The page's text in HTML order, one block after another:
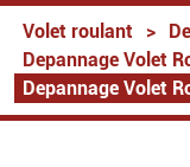
Volet roulant >
Depannage Volet
Depannage Volet